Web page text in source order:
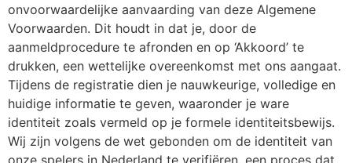
onvoorwaardelijke aanvaarding van deze Algemene
Voorwaarden. Dit houdt in dat je, door de
aanmeldprocedure te afronden en op ‘Akkoord’ te
drukken, een wettelijke overeenkomst met ons aangaat.
Tijdens de registratie dien je nauwkeurige, volledige en
huidige informatie te geven, waaronder je ware
identiteit zoals vermeld op je formele identiteitsbewijs.
Wij zijn volgens de wet gebonden om de identiteit van